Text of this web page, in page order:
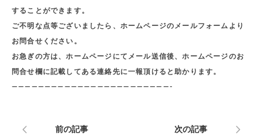
することができます。
ご不明な点等ございましたら、ホームページのメールフォームより
お問合せください。
お急ぎの方は、ホームページにてメール送信後、ホームページのお
問合せ欄に記載してある連絡先に一報頂けると助かります。
————————————————————————-
前の記事 次の記事